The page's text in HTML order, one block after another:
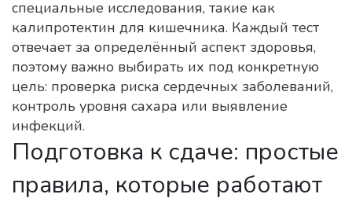
специальные исследования, такие как
калипротектин для кишечника. Каждый тест
отвечает за определённый аспект здоровья,
поэтому важно выбирать их под конкретную
цель: проверка риска сердечных заболеваний,
контроль уровня сахара или выявление
инфекций.
Подготовка к сдаче: простые
правила, которые работают